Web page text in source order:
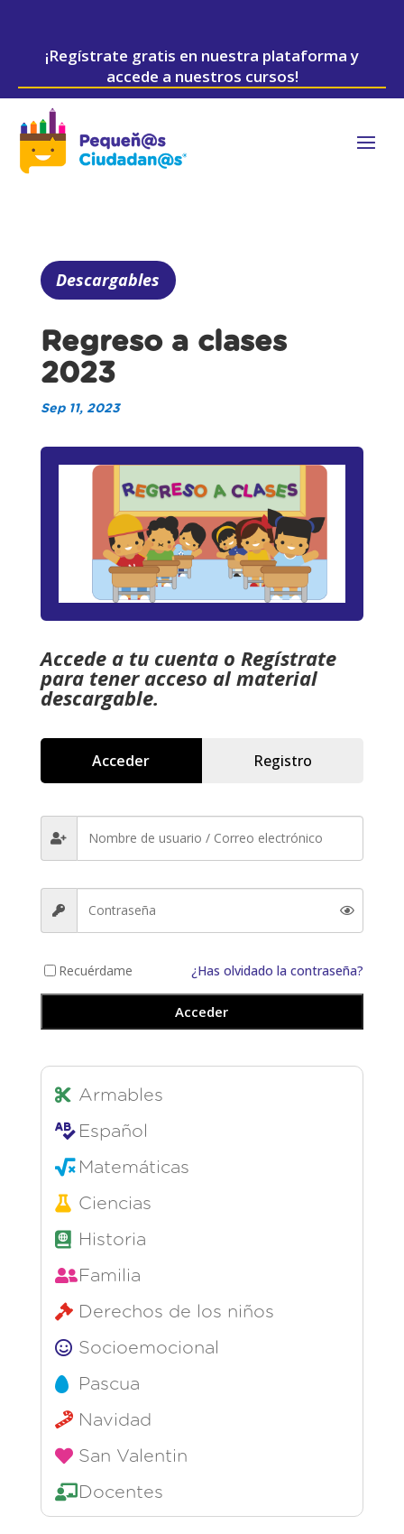
¡Regístrate gratis en nuestra plataforma y
accede a nuestros cursos!
Descargables
Regreso a clases
2023
Sep 11, 2023
Accede a tu cuenta o Regístrate
para tener acceso al material
descargable.
Acceder Registro
Recuérdame ¿Has olvidado la contraseña?
Acceder
Armables
Español
Matemáticas
Ciencias
Historia
Familia
Derechos de los niños
Socioemocional
Pascua
Navidad
San Valentin
Docentes